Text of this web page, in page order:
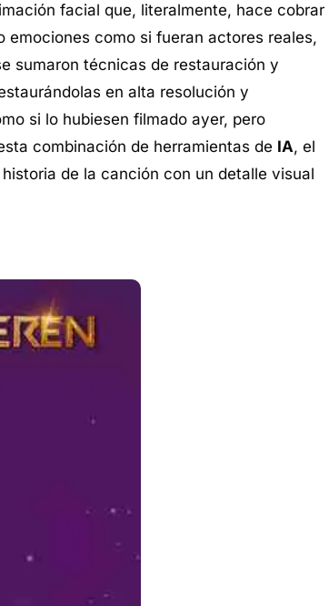
facial que, literalmente, hace cobrar
como si fueran actores reales,
sumaron técnicas de restauración y
en alta resolución y
si lo hubiesen filmado ayer, pero
combinación de herramientas de IA, el
de la canción con un detalle visual